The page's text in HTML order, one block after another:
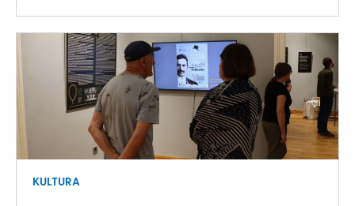
KULTURA